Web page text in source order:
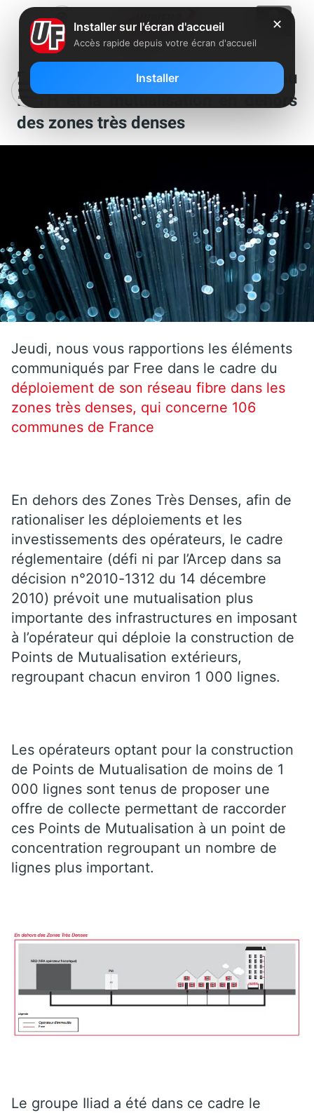
Free : le déploiement de son réseau
FTTH et la mutualisation en dehors
des zones très denses
Jeudi, nous vous rapportions les éléments
communiqués par Free dans le cadre du
déploiement de son réseau fibre dans les
zones très denses, qui concerne 106
communes de France
En dehors des Zones Très Denses, afin de
rationaliser les déploiements et les
investissements des opérateurs, le cadre
réglementaire (défi ni par l’Arcep dans sa
décision n°2010-1312 du 14 décembre
2010) prévoit une mutualisation plus
importante des infrastructures en imposant
à l’opérateur qui déploie la construction de
Points de Mutualisation extérieurs,
regroupant chacun environ 1 000 lignes.
Les opérateurs optant pour la construction
de Points de Mutualisation de moins de 1
000 lignes sont tenus de proposer une
offre de collecte permettant de raccorder
ces Points de Mutualisation à un point de
concentration regroupant un nombre de
lignes plus important.
Le groupe Iliad a été dans ce cadre le
✕
Installer sur l'écran d'accueil
Accès rapide depuis votre écran d'accueil
Installer